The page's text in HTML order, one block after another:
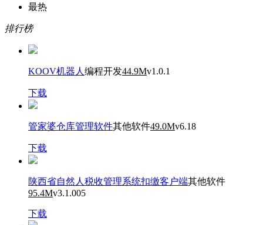
最热
排行榜
KOOV机器人 编程开发44.9Mv1.0.1
下载
管家婆仓库管理软件其他软件49.0Mv6.18
下载
陕西省自然人税收管理系统扣缴客户端其他软件
95.4Mv3.1.005
下载